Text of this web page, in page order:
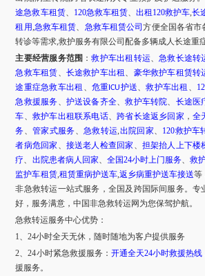
途急救车租赁、 120急救车租赁、 出租 120救护车,长
租用,急救车租赁、 急救车租赁公司方便全国各省市
转诊等需求,救护服务有限公司配备多辆成人长途重
主要经营服务范围 ：救护车出租转运、急救长途转
急救车租赁、 长途救护车出租 、 豪华救护车租赁转
途重症急救车出租 、 危重 ICU护送、救护车出租 、
急救援服务、 护送设备齐全、救护车转院、 长途医
车、 救护车出租联系电话、跨省长途返乡回家 ，全
务、管家式服务、 急救转运,出院回家、 120救护车
者病危回家 、 接送老人检查回家 、 担架抬人上下楼
疗、 出院患者病人回家、 全国24小时上门服务、救
监护车租赁,租赁重病护送车,返乡病重护送车接送等
非急救转运一站式服务，全国及跨国际间服务。专
好，服务满意，中国非急救转运网为您保驾护航。
急救转运服务中心优势：
1、24小时全天无休，随时随地为客户提供服务
2、24小时紧急救援服务： 开通全天24小时救援热线
援服务。